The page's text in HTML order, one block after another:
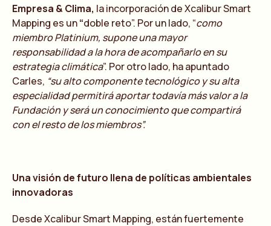
Empresa & Clima, la incorporación de Xcalibur Smart
Mapping es un“doble reto”. Por un lado, “como
miembro Platinium, supone una mayor
responsabilidad a la hora de acompañarlo en su
estrategia climática”. Por otro lado, ha apuntado
Carles, “su alto componente tecnológico y su alta
especialidad permitirá aportar todavía más valor a la
Fundación y será un conocimiento que compartirá
con el resto de los miembros”.
Una visión de futuro llena de políticas ambientales
innovadoras
Desde Xcalibur Smart Mapping, están fuertemente